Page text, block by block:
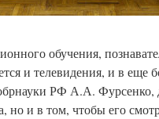
обучения,
и телевидения, и в еще
РФ А.А. Фурсенко,
но и в том, чтобы его